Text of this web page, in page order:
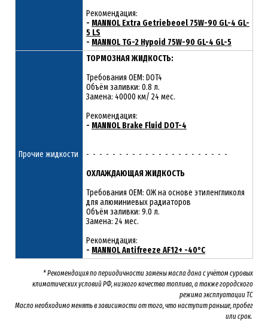
Рекомендация:
- MANNOL Extra Getriebeoel 75W-90 GL-4 GL-
5 LS
- MANNOL TG-2 Hypoid 75W-90 GL-4 GL-5
Прочие жидкости
ТОРМОЗНАЯ ЖИДКОСТЬ:
Требования OEM: DOT4
Объём заливки: 0.8 л.
Замена: 40000 км/ 24 мес.
Рекомендация:
- MANNOL Brake Fluid DOT-4
- - - - - - - - - - - - - - - - - - - - - -
ОХЛАЖДАЮЩАЯ ЖИДКОСТЬ
Требования OEM: ОЖ на основе этиленгликоля
для алюминиевых радиаторов
Объём заливки: 9.0 л.
Замена: 24 мес.
Рекомендация:
- MANNOL Antifreeze AF12+ -40°C
* Рекомендация по периодичности замены масла дана с учётом суровых
климатических условий РФ, низкого качества топлива, а также городского
режима эксплуатации ТС
Масло необходимо менятьв зависимости от того, что наступит раньше, пробег
или срок.